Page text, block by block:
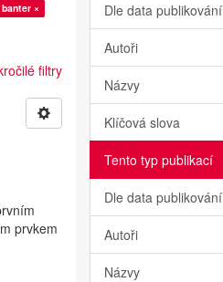
×
filtry
prvkem
Dle data publikování
Autoři
Názvy
Klíčová slova
Tento typ publikací
Dle data publikování
Autoři
Názvy